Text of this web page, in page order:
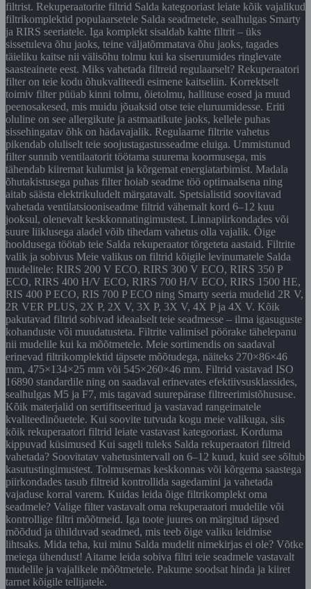
filtrist. Rekuperaatorite filtrid Salda kategooriast leiate kõik vajalikud
filtrikomplektid populaarsetele Salda seadmetele, sealhulgas Smarty
ja RIRS seeriatele. Iga komplekt sisaldab kahte filtrit – üks
sissetuleva õhu jaoks, teine väljatõmmatava õhu jaoks, tagades
täieliku kaitse nii välisõhu tolmu kui ka siseruumides ringlevate
saasteainete eest. Miks vahetada filtreid regulaarselt? Rekuperaatori
filter on teie kodu õhukvaliteedi esimene kaitseliin. Korrektselt
toimiv filter püüab kinni tolmu, õietolmu, hallituse eosed ja muud
peenosakesed, mis muidu jõuaksid otse teie eluruumidesse. Eriti
oluline on see allergikute ja astmaatikute jaoks, kellele puhas
sissehingatav õhk on hädavajalik. Regulaarne filtrite vahetus
pikendab oluliselt teie soojustagastusseadme eluiga. Ummistunud
filter sunnib ventilaatorit töötama suurema koormusega, mis
tähendab kiiremat kulumist ja kõrgemat energiatarbimist. Madala
õhutakistusega puhas filter hoiab seadme töö optimaalsena ning
aitab säästa elektrikuludelt märgatavalt. Spetsialistid soovitavad
vahetada ventilatsiooniseadme filtrid vähemalt kord 6–12 kuu
jooksul, olenevalt keskkonnatingimustest. Linnapiirkondades või
suure liiklusega aladel võib tihedam vahetus olla vajalik. Õige
hooldusega töötab teie Salda rekuperaator tõrgeteta aastaid. Filtrite
valik ja sobivus Meie valikus on filtrid kõigile levinumatele Salda
mudelitele: RIRS 200 V ECO, RIRS 300 V ECO, RIRS 350 P
ECO, RIRS 400 H/V ECO, RIRS 700 H/V ECO, RIRS 1500 HE,
RIS 400 P ECO, RIS 700 P ECO ning Smarty seeria mudelid 2R V,
2R VER PLUS, 2X P, 2X V, 3X P, 3X V, 4X P ja 4X V. Kõik
pakutavad filtrid sobivad ideaalselt teie seadmesse – ilma igasuguste
kohanduste või muudatusteta. Filtrite valimisel pöörake tähelepanu
nii mudelile kui ka mõõtmetele. Meie sortimendis on saadaval
erinevad filtrikomplektid täpsete mõõtudega, näiteks 270×86×46
mm, 475×134×25 mm või 545×260×46 mm. Filtrid vastavad ISO
16890 standardile ning on saadaval erinevates efektiivsusklassides,
sealhulgas M5 ja F7, mis tagavad suurepärase filtreerimistõhususe.
Kõik materjalid on sertifitseeritud ja vastavad rangeimatele
kvaliteedinõuetele. Kui soovite tutvuda kogu meie valikuga, siis
kõik rekuperaatori filtrid leiate vastavast kategooriast. Korduma
kippuvad küsimused Kui sageli tuleks Salda rekuperaatori filtreid
vahetada? Soovitatav vahetusintervall on 6–12 kuud, kuid see sõltub
kasutustingimustest. Tolmusemas keskkonnas või kõrgema saastega
piirkondades tasub filtreid kontrollida sagedamini ja vahetada
vajaduse korral varem. Kuidas leida õige filtrikomplekt oma
seadmele? Valige filter vastavalt oma rekuperaatori mudelile või
kontrollige filtri mõõtmeid. Iga toote juures on märgitud täpsed
mõõdud ja ühilduvad seadmed, mis teeb õige valiku leidmise
lihtsaks. Mida teha, kui minu Salda mudelit nimekirjas ei ole? Võtke
meiega ühendust! Aitame leida sobiva filtri teie seadmele vastavalt
mudelile ja vajalikele mõõtmetele. Pakume soodsat hinda ja kiiret
tarnet kõigile tellijatele.